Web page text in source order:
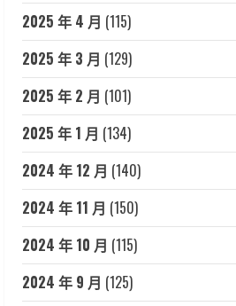
2025 年 4 月 (115)
2025 年 3 月 (129)
2025 年 2 月 (101)
2025 年 1 月 (134)
2024 年 12 月 (140)
2024 年 11 月 (150)
2024 年 10 月 (115)
2024 年 9 月 (125)